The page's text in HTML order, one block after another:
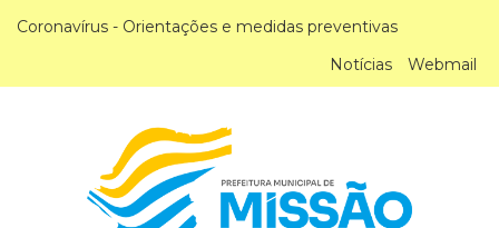
Coronavírus - Orientações e medidas preventivas
Notícias
Webmail